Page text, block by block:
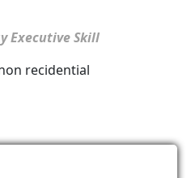
Executive Skill
recidential